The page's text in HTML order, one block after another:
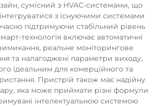
сумісний з HVAC-системами, що
з існуючими системами
підтримуючи стабільний рівень
технологія включає автоматичні
реальне моніторингове
та налагоджені параметри виходу,
ідеальним для комерційного та
Пристрій також має надійну
яка може приймати різні формули
інтелектуальною системою